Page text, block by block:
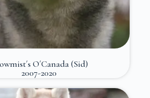
O´Canada (Sid)
2007-2020